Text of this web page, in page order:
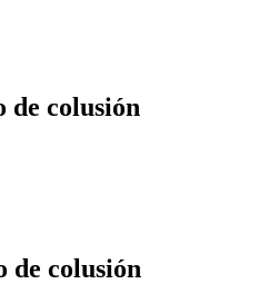
de colusión
de colusión